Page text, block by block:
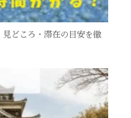
見どころ・滞在の目安を徹